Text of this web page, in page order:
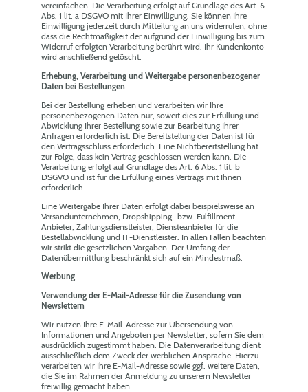
vereinfachen. Die Verarbeitung erfolgt auf Grundlage des Art. 6
Abs. 1 lit. a DSGVO mit Ihrer Einwilligung. Sie können Ihre
Einwilligung jederzeit durch Mitteilung an uns widerrufen, ohne
dass die Rechtmäßigkeit der aufgrund der Einwilligung bis zum
Widerruf erfolgten Verarbeitung berührt wird. Ihr Kundenkonto
wird anschließend gelöscht.
Erhebung, Verarbeitung und Weitergabe personenbezogener
Daten bei Bestellungen
Bei der Bestellung erheben und verarbeiten wir Ihre
personenbezogenen Daten nur, soweit dies zur Erfüllung und
Abwicklung Ihrer Bestellung sowie zur Bearbeitung Ihrer
Anfragen erforderlich ist. Die Bereitstellung der Daten ist für
den Vertragsschluss erforderlich. Eine Nichtbereitstellung hat
zur Folge, dass kein Vertrag geschlossen werden kann. Die
Verarbeitung erfolgt auf Grundlage des Art. 6 Abs. 1 lit. b
DSGVO und ist für die Erfüllung eines Vertrags mit Ihnen
erforderlich.
Eine Weitergabe Ihrer Daten erfolgt dabei beispielsweise an
Versandunternehmen, Dropshipping- bzw. Fulfillment-
Anbieter, Zahlungsdienstleister, Diensteanbieter für die
Bestellabwicklung und IT-Dienstleister. In allen Fällen beachten
wir strikt die gesetzlichen Vorgaben. Der Umfang der
Datenübermittlung beschränkt sich auf ein Mindestmaß.
Werbung
Verwendung der E-Mail-Adresse für die Zusendung von
Newslettern
Wir nutzen Ihre E-Mail-Adresse zur Übersendung von
Informationen und Angeboten per Newsletter, sofern Sie dem
ausdrücklich zugestimmt haben. Die Datenverarbeitung dient
ausschließlich dem Zweck der werblichen Ansprache. Hierzu
verarbeiten wir Ihre E-Mail-Adresse sowie ggf. weitere Daten,
die Sie im Rahmen der Anmeldung zu unserem Newsletter
freiwillig gemacht haben.